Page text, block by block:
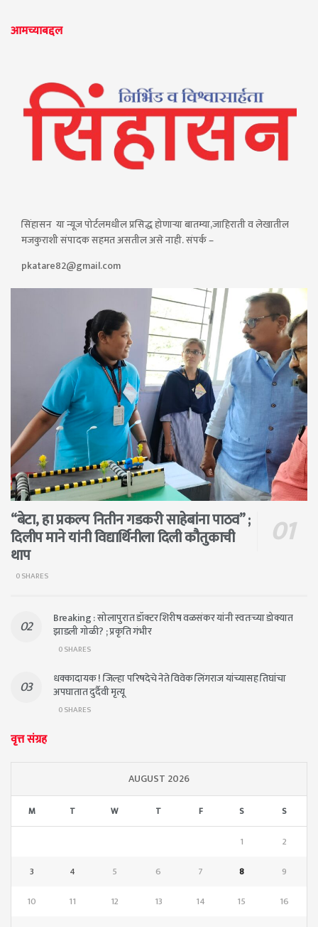
आमच्याबद्दल
सिंहासन या न्यूज पोर्टलमधील प्रसिद्ध होणाऱ्या बातम्या,जाहिराती व लेखातील
मजकुराशी संपादक सहमत असतील असे नाही. संपर्क –
pkatare82@gmail.com
“बेटा, हा प्रकल्प नितीन गडकरी साहेबांना पाठव” ;
दिलीप माने यांनी विद्यार्थिनीला दिली कौतुकाची
थाप
0 SHARES
Breaking : सोलापुरात डॉक्टर शिरीष वळसंकर यांनी स्वतःच्या डोक्यात
झाडली गोळी? ; प्रकृति गंभीर
0 SHARES
धक्कादायक ! जिल्हा परिषदेचे नेते विवेक लिंगराज यांच्यासह तिघांचा
अपघातात दुर्दैवी मृत्यू
0 SHARES
वृत्त संग्रह
AUGUST 2026
M T W T F S S
1
2
3
4 5 6 7 8
9
10
11 12 13 14 15
16